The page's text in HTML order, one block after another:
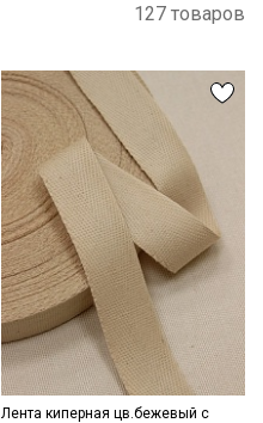
127 товаров
Лента киперная цв.бежевый с